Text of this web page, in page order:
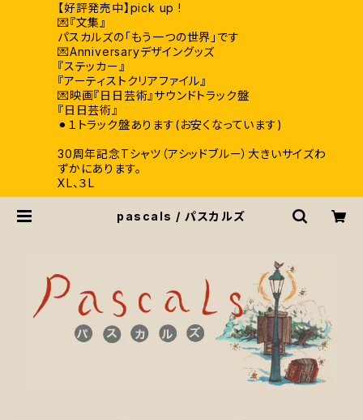
【好評発売中】pick up !
💌『文集』
パスカルズの「もう一つの世界」です
💌Anniversaryデザイングッズ
『ステッカー』
『アーティストクリアファイル』
💌映画『日日芸術』サウンドトラック盤
『日日芸術』
⚫︎１トラック盤あります(お安くなっています)
30周年記念Tシャツ（アシッドブルー）大きいサイズわ
ずかにあります。
XL、３L
pascals / パスカルズ